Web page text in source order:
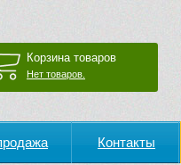
Корзина товаров
Нет товаров.
Контакты